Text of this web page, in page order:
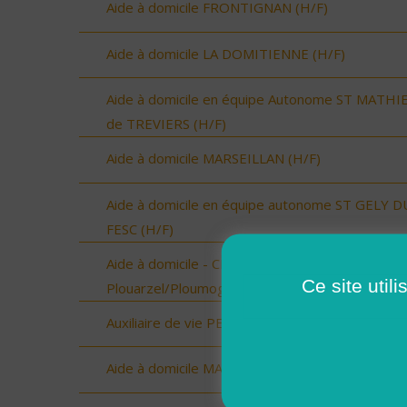
Aide à domicile FRONTIGNAN (H/F)
Aide à domicile LA DOMITIENNE (H/F)
Aide à domicile en équipe Autonome ST
de TREVIERS (H/F)
Aide à domicile MARSEILLAN (H/F)
Aide à domicile en équipe autonome ST GELY
FESC (H/F)
Aide à domicile - CDD été - Plouarzel/Lampaul-
Plouarzel/Ploumoguer (H/F)
Auxiliaire de vie PEZENAS (H/F)
Aide à domicile MARAUSSAN (H/F)
Ce site